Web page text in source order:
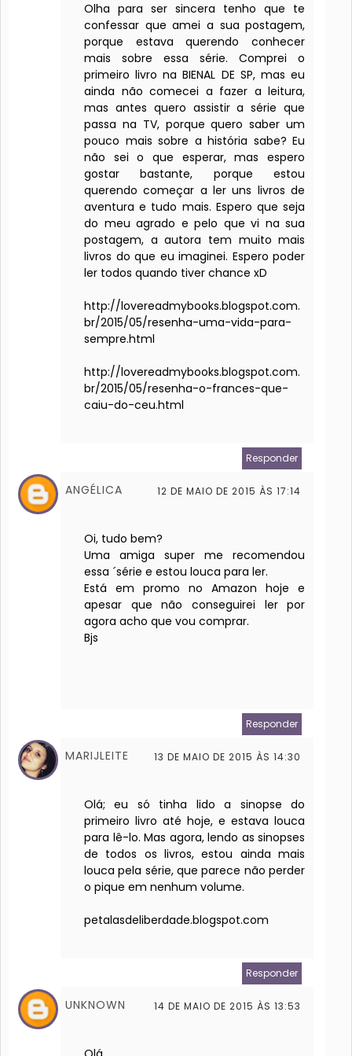
Olha para ser sincera tenho que te
confessar que amei a sua postagem,
porque estava querendo conhecer
mais sobre essa série. Comprei o
primeiro livro na BIENAL DE SP, mas eu
ainda não comecei a fazer a leitura,
mas antes quero assistir a série que
passa na TV, porque quero saber um
pouco mais sobre a história sabe? Eu
não sei o que esperar, mas espero
gostar bastante, porque estou
querendo começar a ler uns livros de
aventura e tudo mais. Espero que seja
do meu agrado e pelo que vi na sua
postagem, a autora tem muito mais
livros do que eu imaginei. Espero poder
ler todos quando tiver chance xD
http://lovereadmybooks.blogspot.com.
br/2015/05/resenha-uma-vida-para-
sempre.html
http://lovereadmybooks.blogspot.com.
br/2015/05/resenha-o-frances-que-
caiu-do-ceu.html
Responder
ANGÉLICA 12 DE MAIO DE 2015 ÀS 17:14
Oi, tudo bem?
Uma amiga super me recomendou
essa ´série e estou louca para ler.
Está em promo no Amazon hoje e
apesar que não conseguirei ler por
agora acho que vou comprar.
Bjs
Responder
MARIJLEITE 13 DE MAIO DE 2015 ÀS 14:30
Olá; eu só tinha lido a sinopse do
primeiro livro até hoje, e estava louca
para lê-lo. Mas agora, lendo as sinopses
de todos os livros, estou ainda mais
louca pela série, que parece não perder
o pique em nenhum volume.
petalasdeliberdade.blogspot.com
Responder
UNKNOWN 14 DE MAIO DE 2015 ÀS 13:53